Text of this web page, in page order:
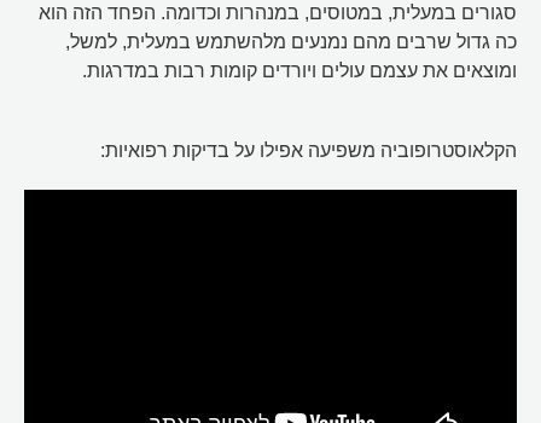
סגורים במעלית, במטוסים, במנהרות וכדומה. הפחד הזה הוא
כה גדול שרבים מהם נמנעים מלהשתמש במעלית, למשל,
ומוצאים את עצמם עולים ויורדים קומות רבות במדרגות.
הקלאוסטרופוביה משפיעה אפילו על בדיקות רפואיות: